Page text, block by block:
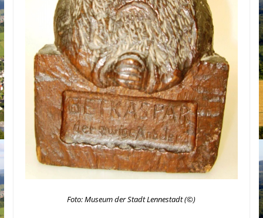
Foto: Museum der Stadt Lennestadt (©)